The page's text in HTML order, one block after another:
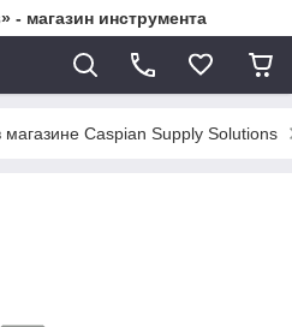
- магазин инструмента
магазине Caspian Supply Solutions